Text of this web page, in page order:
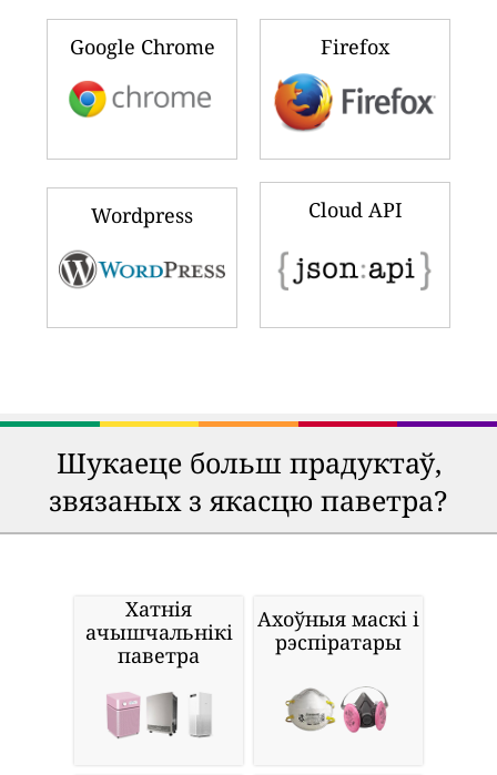
Google Chrome Firefox
Wordpress Cloud API
Шукаеце больш прадуктаў,
звязаных з якасцю паветра?
Хатнія
ачышчальнікі
паветра
Ахоўныя маскі і
рэспіратары